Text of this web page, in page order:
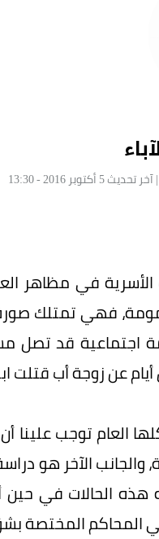
في مظاهر
فهي تمتلك
اجتماعية قد تصل
أيام عن زوجة أب
العام توجب علينا أن
والجانب الآخر هو
هذه الحالات في حين
المحاكم المختصة